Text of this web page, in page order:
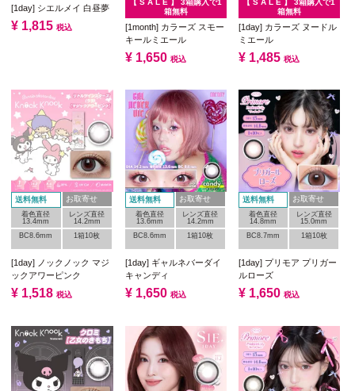
[1day] シエルメイ 白昼夢
¥ 1,815 税込
箱無料
[1month] カラーズ スモー
キールミエール
¥ 1,650 税込
箱無料
[1day] カラーズ ヌードル
ミエール
¥ 1,485 税込
送料無料 お取寄せ
着色直径
13.4mm
レンズ直径
14.2mm
BC8.6mm
1箱10枚
[1day] ノックノック マジ
ックアワーピンク
¥ 1,518 税込
送料無料 お取寄せ
着色直径
13.6mm
レンズ直径
14.2mm
BC8.6mm
1箱10枚
[1day] ギャルネバーダイ
キャンディ
¥ 1,650 税込
送料無料 お取寄せ
着色直径
14.8mm
レンズ直径
15.0mm
BC8.7mm
1箱10枚
[1day] プリモア プリガー
ルローズ
¥ 1,650 税込